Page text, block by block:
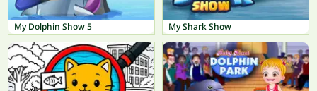
My Dolphin Show 5 My Shark Show